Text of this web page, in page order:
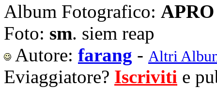
Album Fotografico:
Foto: sm. siem reap
Autore: farang - Altri
Eviaggiatore? Iscriviti e